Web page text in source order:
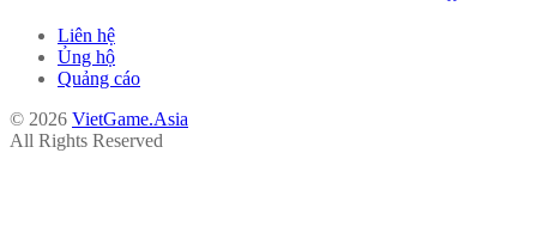
Liên hệ
Ủng hộ
Quảng cáo
© 2026 VietGame.Asia
All Rights Reserved